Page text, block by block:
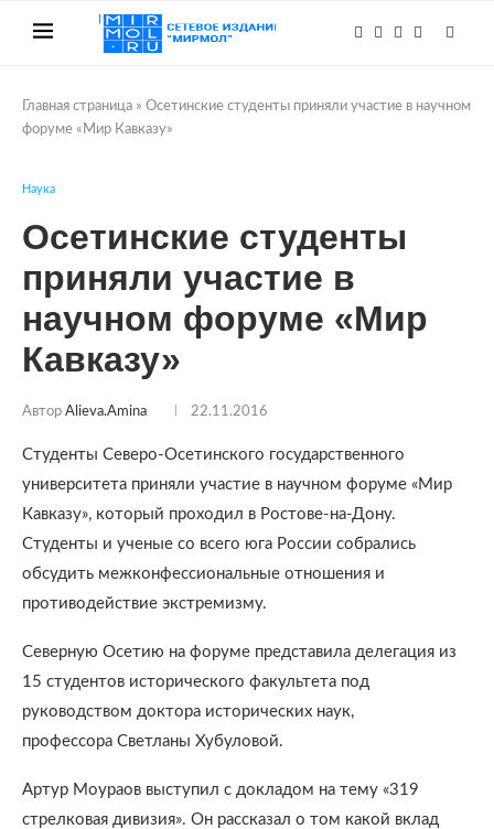
Главная страница » Осетинские студенты приняли участие в научном
форуме «Мир Кавказу»
Наука
Осетинские студенты
приняли участие в
научном форуме «Мир
Кавказу»
Автор Alieva.amina 22.11.2016
Студенты Северо-Осетинского государственного
университета приняли участие в научном форуме «Мир
Кавказу», который проходил в Ростове-на-Дону.
Студенты и ученые со всего юга России собрались
обсудить межконфессиональные отношения и
противодействие экстремизму.
Северную Осетию на форуме представила делегация из
15 студентов исторического факультета под
руководством доктора исторических наук,
профессора Светланы Хубуловой.
Артур Моураов выступил с докладом на тему «319
стрелковая дивизия». Он рассказал о том какой вклад